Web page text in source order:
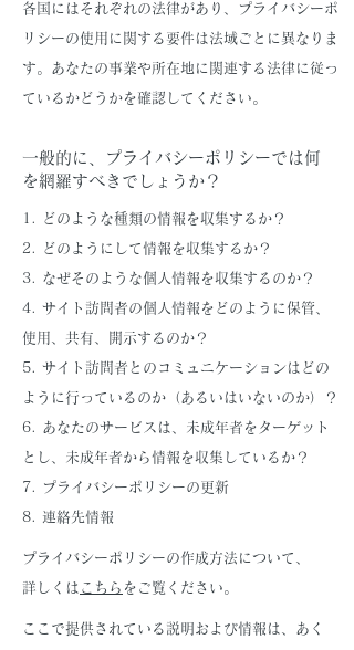
各国にはそれぞれの法律があり、プライバシーポ
リシーの使用に関する要件は法域ごとに異なりま
す。あなたの事業や所在地に関連する法律に従っ
ているかどうかを確認してください。
一般的に、プライバシーポリシーでは何
を網羅すべきでしょうか？
1. どのような種類の情報を収集するか？
2. どのようにして情報を収集するか？
3. なぜそのような個人情報を収集するのか？
4. サイト訪問者の個人情報をどのように保管、
使用、共有、開示するのか？
5. サイト訪問者とのコミュニケーションはどの
ように行っているのか（あるいはいないのか）？
6. あなたのサービスは、未成年者をターゲット
とし、未成年者から情報を収集しているか？
7. プライバシーポリシーの更新
8. 連絡先情報
プライバシーポリシーの作成方法について、
詳しくは こちら をご覧ください。
ここで提供されている説明および情報は、あく